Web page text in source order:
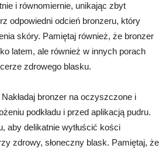
i równomiernie, unikając zbyt
odpowiedni odcień bronzeru, który
skóry. Pamiętaj również, że bronzer
latem, ale również w innych porach
zdrowego blasku.
bronzer na oczyszczone i
podkładu i przed aplikacją pudru.
aby delikatnie wytłuścić kości
zdrowy, słoneczny blask. Pamiętaj, że